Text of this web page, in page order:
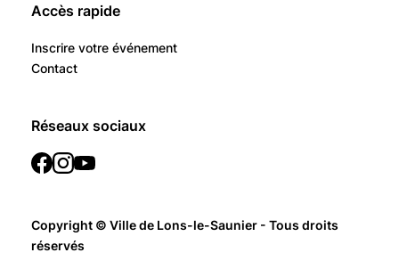
Accès rapide
Inscrire votre événement
Contact
Réseaux sociaux
Copyright © Ville de Lons-le-Saunier - Tous droits
réservés